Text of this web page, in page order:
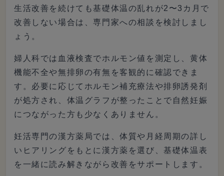
生活改善を続けても基礎体温の乱れが2〜3カ月で
改善しない場合は、専門家への相談を検討しまし
ょう。
婦人科では血液検査でホルモン値を測定し、黄体
機能不全や無排卵の有無を客観的に確認できま
す。必要に応じてホルモン補充療法や排卵誘発剤
が処方され、体温グラフが整ったことで自然妊娠
につながった方も少なくありません。
妊活専門の漢方薬局では、体質や月経周期の詳し
いヒアリングをもとに漢方薬を選び、基礎体温表
を一緒に読み解きながら改善をサポートします。